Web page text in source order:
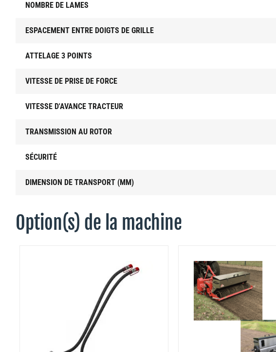
NOMBRE DE LAMES
ESPACEMENT ENTRE DOIGTS DE GRILLE
ATTELAGE 3 POINTS
VITESSE DE PRISE DE FORCE
VITESSE D'AVANCE TRACTEUR
TRANSMISSION AU ROTOR
SÉCURITÉ
DIMENSION DE TRANSPORT (MM)
Option(s) de la machine